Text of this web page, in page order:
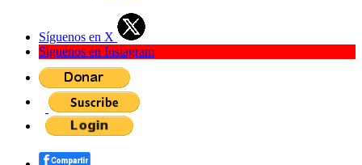
Síguenos en X
Síguenos en Instagram